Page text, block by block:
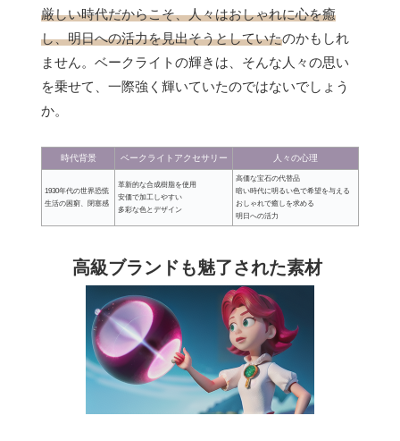
厳しい時代だからこそ、人々はおしゃれに心を癒
し、明日への活力を見出そうとしていたのかもしれ
ません。ベークライトの輝きは、そんな人々の思い
を乗せて、一際強く輝いていたのではないでしょう
か。
時代背景 ベークライトアクセサリー 人々の心理
1930年代の世界恐慌
生活の困窮、閉塞感
革新的な合成樹脂を使用
安価で加工しやすい
多彩な色とデザイン
高価な宝石の代替品
暗い時代に明るい色で希望を与える
おしゃれで癒しを求める
明日への活力
高級ブランドも魅了された素材